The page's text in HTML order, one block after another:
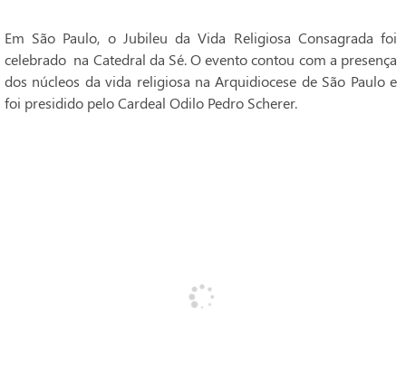
Em São Paulo, o Jubileu da Vida Religiosa Consagrada foi
celebrado na Catedral da Sé. O evento contou com a presença
dos núcleos da vida religiosa na Arquidiocese de São Paulo e
foi presidido pelo Cardeal Odilo Pedro Scherer.